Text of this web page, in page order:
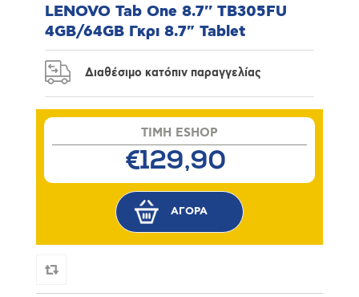
LENOVO Tab One 8.7'' TB305FU
4GB/64GB Γκρι 8.7" Tablet
Διαθέσιμο κατόπιν παραγγελίας
TIMH ESHOP
€129,90